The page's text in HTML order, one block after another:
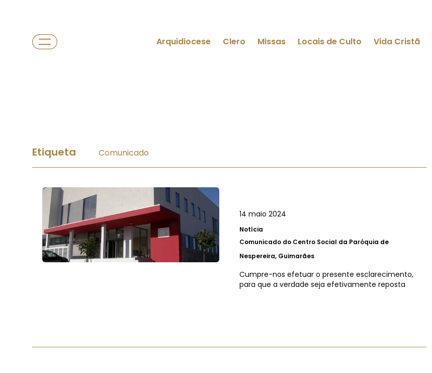
Arquidiocese Clero Missas Locais de Culto Vida Cristã
Etiqueta Comunicado
14 maio 2024
Notícia
Comunicado do Centro Social da Paróquia de
Nespereira, Guimarães
Cumpre-nos efetuar o presente esclarecimento,
para que a verdade seja efetivamente reposta